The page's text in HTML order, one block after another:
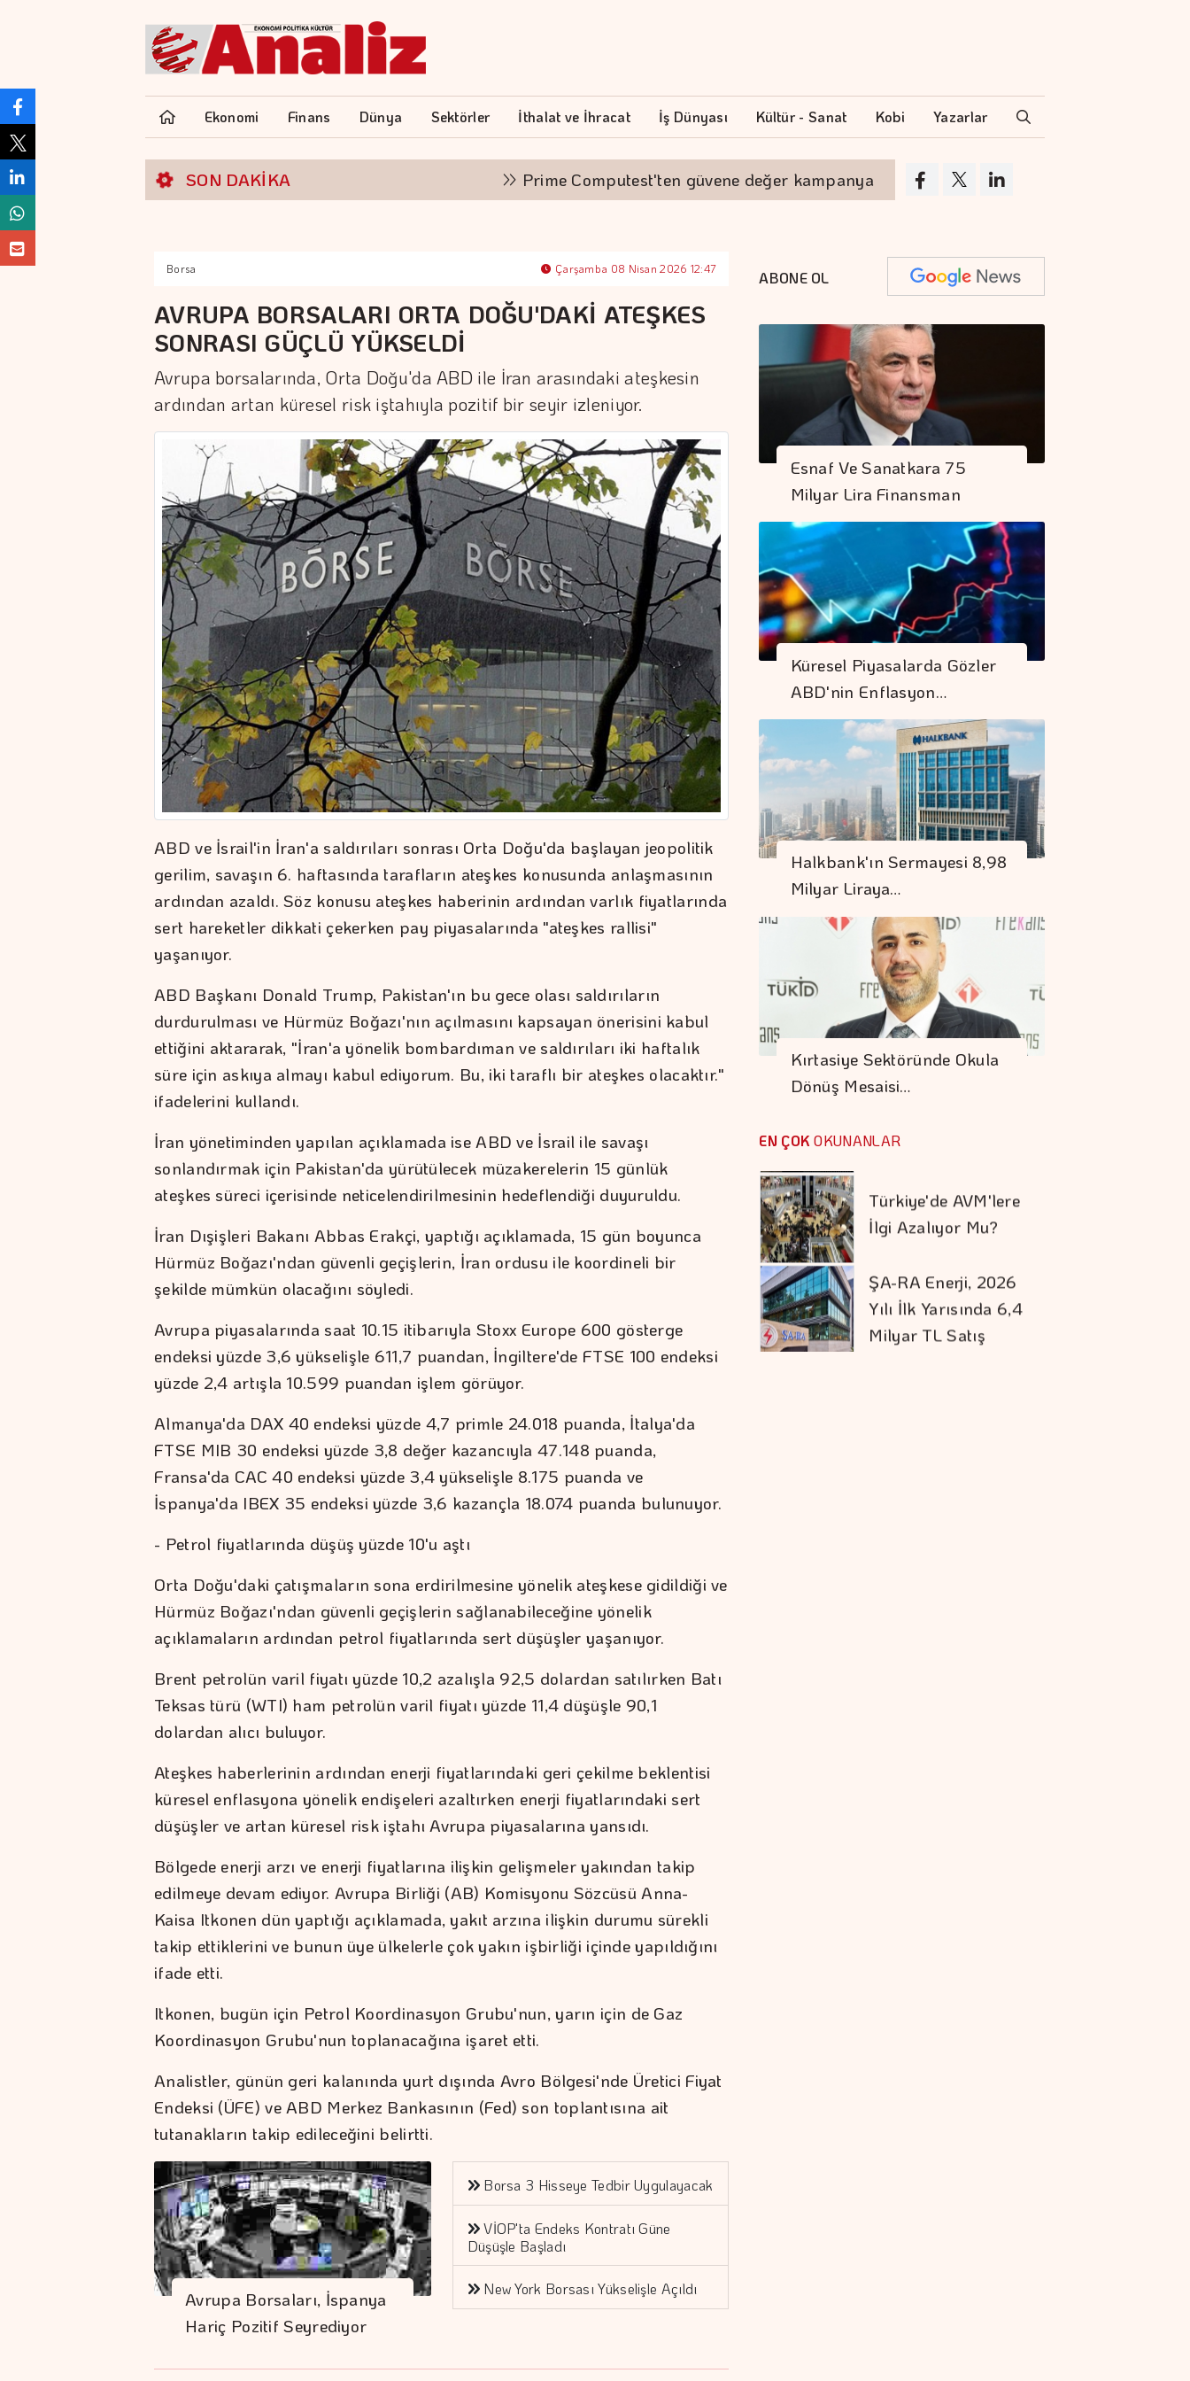
Ekonomi Finans Dünya Sektörler İthalat ve İhracat İş Dünyası Kültür - Sanat Kobi Yazarlar
SON DAKİKA Prime Computest'ten güvene değer kampanya Akyurt'tan saha değişikliği
Borsa Çarşamba 08 Nisan 2026 12:47
AVRUPA BORSALARI ORTA DOĞU'DAKİ ATEŞKES
SONRASI GÜÇLÜ YÜKSELDİ
Avrupa borsalarında, Orta Doğu'da ABD ile İran arasındaki ateşkesin
ardından artan küresel risk iştahıyla pozitif bir seyir izleniyor.
ABD ve İsrail'in İran'a saldırıları sonrası Orta Doğu'da başlayan jeopolitik
gerilim, savaşın 6. haftasında tarafların ateşkes konusunda anlaşmasının
ardından azaldı. Söz konusu ateşkes haberinin ardından varlık fiyatlarında
sert hareketler dikkati çekerken pay piyasalarında "ateşkes rallisi"
yaşanıyor.
ABD Başkanı Donald Trump, Pakistan'ın bu gece olası saldırıların
durdurulması ve Hürmüz Boğazı'nın açılmasını kapsayan önerisini kabul
ettiğini aktararak, "İran'a yönelik bombardıman ve saldırıları iki haftalık
süre için askıya almayı kabul ediyorum. Bu, iki taraflı bir ateşkes olacaktır."
ifadelerini kullandı.
İran yönetiminden yapılan açıklamada ise ABD ve İsrail ile savaşı
sonlandırmak için Pakistan'da yürütülecek müzakerelerin 15 günlük
ateşkes süreci içerisinde neticelendirilmesinin hedeflendiği duyuruldu.
İran Dışişleri Bakanı Abbas Erakçi, yaptığı açıklamada, 15 gün boyunca
Hürmüz Boğazı'ndan güvenli geçişlerin, İran ordusu ile koordineli bir
şekilde mümkün olacağını söyledi.
Avrupa piyasalarında saat 10.15 itibarıyla Stoxx Europe 600 gösterge
endeksi yüzde 3,6 yükselişle 611,7 puandan, İngiltere'de FTSE 100 endeksi
yüzde 2,4 artışla 10.599 puandan işlem görüyor.
Almanya'da DAX 40 endeksi yüzde 4,7 primle 24.018 puanda, İtalya'da
FTSE MIB 30 endeksi yüzde 3,8 değer kazancıyla 47.148 puanda,
Fransa'da CAC 40 endeksi yüzde 3,4 yükselişle 8.175 puanda ve
İspanya'da IBEX 35 endeksi yüzde 3,6 kazançla 18.074 puanda bulunuyor.
- Petrol fiyatlarında düşüş yüzde 10'u aştı
Orta Doğu'daki çatışmaların sona erdirilmesine yönelik ateşkese gidildiği ve
Hürmüz Boğazı'ndan güvenli geçişlerin sağlanabileceğine yönelik
açıklamaların ardından petrol fiyatlarında sert düşüşler yaşanıyor.
Brent petrolün varil fiyatı yüzde 10,2 azalışla 92,5 dolardan satılırken Batı
Teksas türü (WTI) ham petrolün varil fiyatı yüzde 11,4 düşüşle 90,1
dolardan alıcı buluyor.
Ateşkes haberlerinin ardından enerji fiyatlarındaki geri çekilme beklentisi
küresel enflasyona yönelik endişeleri azaltırken enerji fiyatlarındaki sert
düşüşler ve artan küresel risk iştahı Avrupa piyasalarına yansıdı.
Bölgede enerji arzı ve enerji fiyatlarına ilişkin gelişmeler yakından takip
edilmeye devam ediyor. Avrupa Birliği (AB) Komisyonu Sözcüsü Anna-
Kaisa Itkonen dün yaptığı açıklamada, yakıt arzına ilişkin durumu sürekli
takip ettiklerini ve bunun üye ülkelerle çok yakın işbirliği içinde yapıldığını
ifade etti.
Itkonen, bugün için Petrol Koordinasyon Grubu'nun, yarın için de Gaz
Koordinasyon Grubu'nun toplanacağına işaret etti.
Analistler, günün geri kalanında yurt dışında Avro Bölgesi'nde Üretici Fiyat
Endeksi (ÜFE) ve ABD Merkez Bankasının (Fed) son toplantısına ait
tutanakların takip edileceğini belirtti.
Avrupa Borsaları, İspanya
Hariç Pozitif Seyrediyor
Borsa 3 Hisseye Tedbir Uygulayacak
VİOP'ta Endeks Kontratı Güne
Düşüşle Başladı
New York Borsası Yükselişle Açıldı
ABONE OL
Esnaf Ve Sanatkara 75
Milyar Lira Finansman
Küresel Piyasalarda Gözler
ABD'nin Enflasyon…
Halkbank'ın Sermayesi 8,98
Milyar Liraya…
Kırtasiye Sektöründe Okula
Dönüş Mesaisi…
EN ÇOK OKUNANLAR
En Fazla Kazandıran
Yatırım Fonları
Abu Dabi İle Dubai
Arasındaki Seyahat
Süresini 30
Dakikaya İndiriyor
Hakan Aran İş
Bankası Genel
Müdürlüğü'nden
Ayrılıyor
VakıfBank'ın Aktif
Artışla 5,8 Trilyon
Türkiye'de AVM'lere
İlgi Azalıyor Mu?
ŞA-RA Enerji, 2026
Yılı İlk Yarısında 6,4
Milyar TL Satış